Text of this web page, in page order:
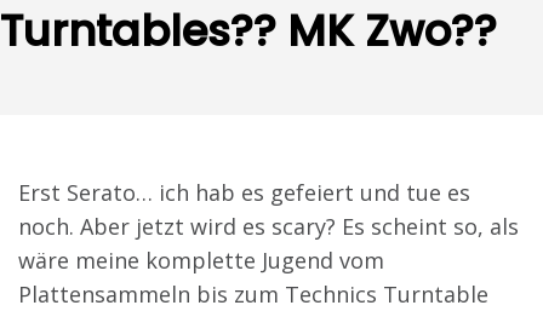
Turntables?? MK Zwo??
Erst Serato… ich hab es gefeiert und tue es
noch. Aber jetzt wird es scary? Es scheint so, als
wäre meine komplette Jugend vom
Plattensammeln bis zum Technics Turntable